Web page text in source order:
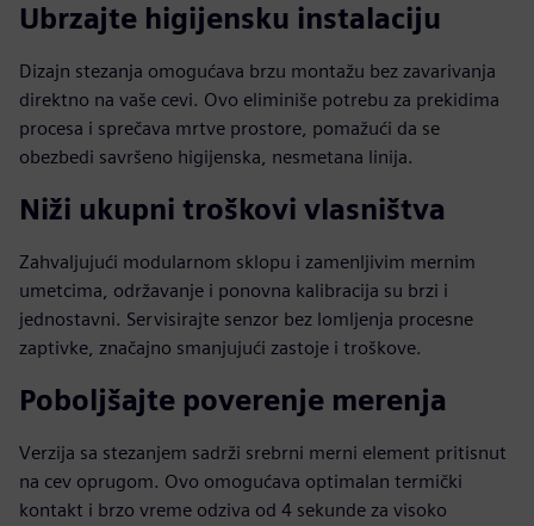
Ubrzajte higijensku instalaciju
Dizajn stezanja omogućava brzu montažu bez zavarivanja
direktno na vaše cevi. Ovo eliminiše potrebu za prekidima
procesa i sprečava mrtve prostore, pomažući da se
obezbedi savršeno higijenska, nesmetana linija.
Niži ukupni troškovi vlasništva
Zahvaljujući modularnom sklopu i zamenljivim mernim
umetcima, održavanje i ponovna kalibracija su brzi i
jednostavni. Servisirajte senzor bez lomljenja procesne
zaptivke, značajno smanjujući zastoje i troškove.
Poboljšajte poverenje merenja
Verzija sa stezanjem sadrži srebrni merni element pritisnut
na cev oprugom. Ovo omogućava optimalan termički
kontakt i brzo vreme odziva od 4 sekunde za visoko